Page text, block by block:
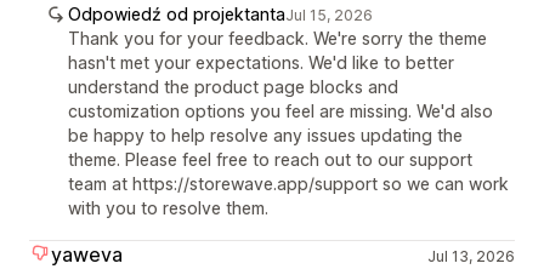
Odpowiedź od projektantaJul 15, 2026
Thank you for your feedback. We're sorry the theme
hasn't met your expectations. We'd like to better
understand the product page blocks and
customization options you feel are missing. We'd also
be happy to help resolve any issues updating the
theme. Please feel free to reach out to our support
team at https://storewave.app/support so we can work
with you to resolve them.
yaweva Jul 13, 2026